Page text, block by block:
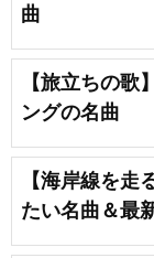
曲
【旅立ちの歌
ングの名曲
【海岸線を走
たい名曲＆最